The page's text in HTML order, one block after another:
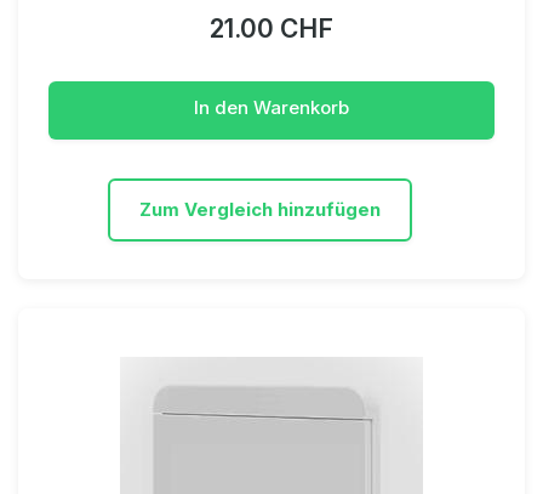
21.00 CHF
In den Warenkorb
Zum Vergleich hinzufügen